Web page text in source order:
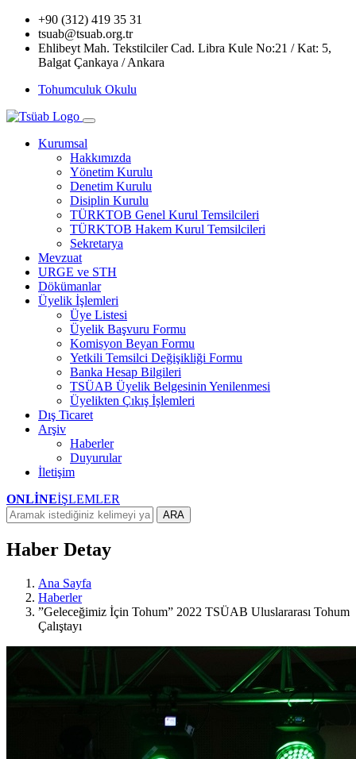
+90 (312) 419 35 31
tsuab@tsuab.org.tr
Ehlibeyt Mah. Tekstilciler Cad. Libra Kule No:21 / Kat: 5,
Balgat Çankaya / Ankara
Tohumculuk Okulu
Kurumsal
Hakkımızda
Yönetim Kurulu
Denetim Kurulu
Disiplin Kurulu
TÜRKTOB Genel Kurul Temsilcileri
TÜRKTOB Hakem Kurul Temsilcileri
Sekretarya
Mevzuat
URGE ve STH
Dökümanlar
Üyelik İşlemleri
Üye Listesi
Üyelik Başvuru Formu
Komisyon Beyan Formu
Yetkili Temsilci Değişikliği Formu
Banka Hesap Bilgileri
TSÜAB Üyelik Belgesinin Yenilenmesi
Üyelikten Çıkış İşlemleri
Dış Ticaret
Arşiv
Haberler
Duyurular
İletişim
ONLİNEİŞLEMLER
ARA
Haber Detay
Ana Sayfa
Haberler
”Geleceğimiz İçin Tohum” 2022 TSÜAB Uluslararası Tohum
Çalıştayı